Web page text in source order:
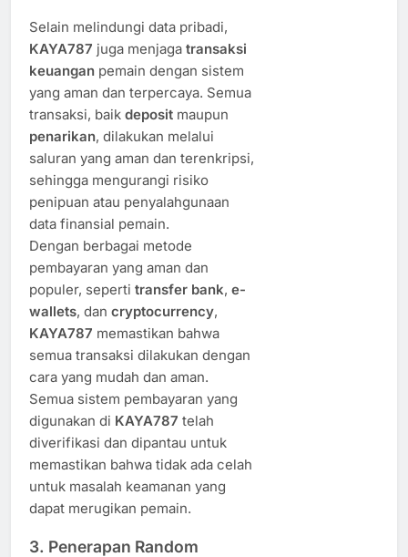
Selain melindungi data pribadi,
KAYA787 juga menjaga transaksi
keuangan pemain dengan sistem
yang aman dan terpercaya. Semua
transaksi, baik deposit maupun
penarikan, dilakukan melalui
saluran yang aman dan terenkripsi,
sehingga mengurangi risiko
penipuan atau penyalahgunaan
data finansial pemain.
Dengan berbagai metode
pembayaran yang aman dan
populer, seperti transfer bank, e-
wallets, dan cryptocurrency,
KAYA787 memastikan bahwa
semua transaksi dilakukan dengan
cara yang mudah dan aman.
Semua sistem pembayaran yang
digunakan di KAYA787 telah
diverifikasi dan dipantau untuk
memastikan bahwa tidak ada celah
untuk masalah keamanan yang
dapat merugikan pemain.
3. Penerapan Random